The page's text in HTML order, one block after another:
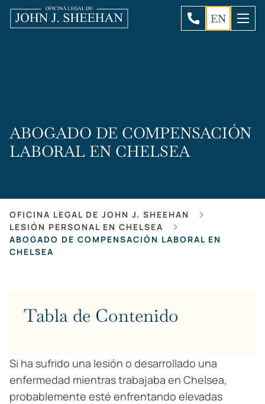
EN
ABOGADO DE COMPENSACIÓN
LABORAL EN CHELSEA
OFICINA LEGAL DE JOHN J. SHEEHAN
LESIÓN PERSONAL EN CHELSEA
ABOGADO DE COMPENSACIÓN LABORAL EN
CHELSEA
Tabla de Contenido
Si ha sufrido una lesión o desarrollado una
enfermedad mientras trabajaba en Chelsea,
probablemente esté enfrentando elevadas